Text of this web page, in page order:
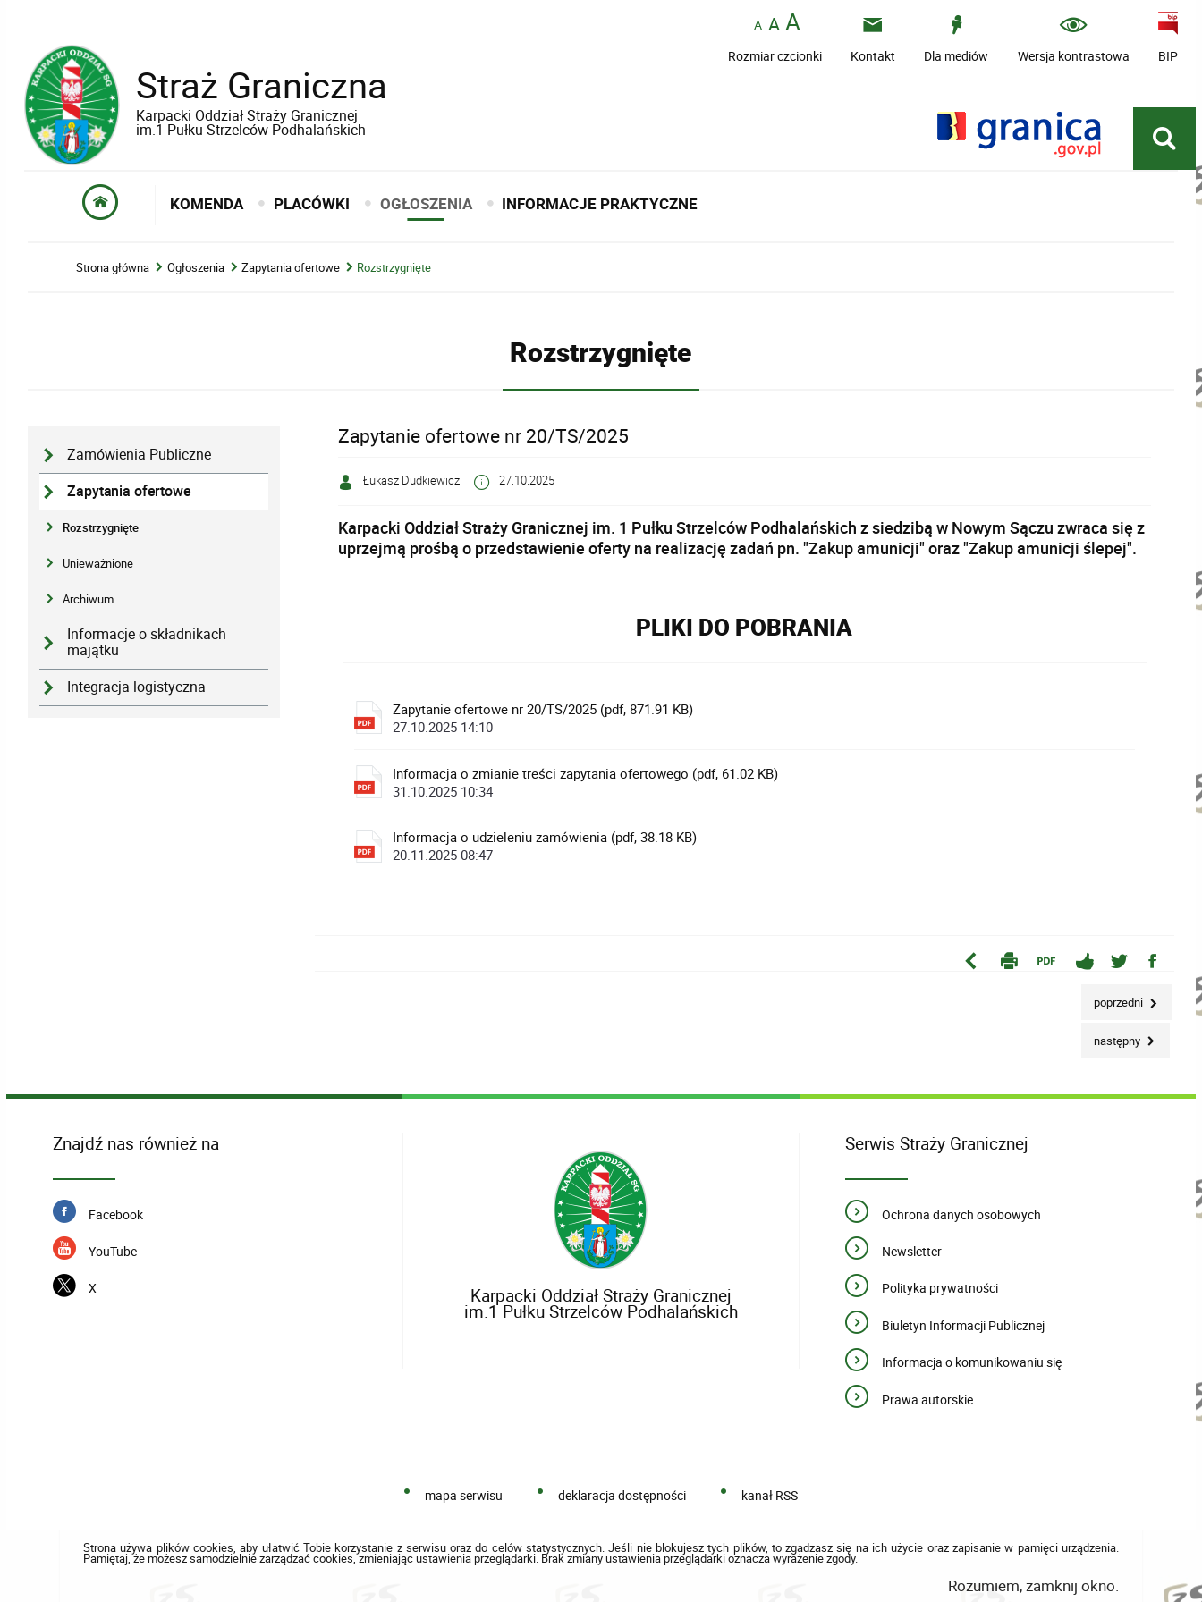
Straż Graniczna
Karpacki Oddział Straży Granicznej
im.1 Pułku Strzelców Podhalańskich
Rozmiar czcionki Kontakt Dla mediów Wersja kontrastowa BIP
KOMENDA PLACÓWKI OGŁOSZENIA INFORMACJE PRAKTYCZNE
Strona główna Ogłoszenia Zapytania ofertowe Rozstrzygnięte
Rozstrzygnięte
Zamówienia Publiczne
Zapytania ofertowe
Rozstrzygnięte
Unieważnione
Archiwum
Informacje o składnikach
majątku
Integracja logistyczna
Zapytanie ofertowe nr 20/TS/2025
Łukasz Dudkiewicz 27.10.2025
Karpacki Oddział Straży Granicznej im. 1 Pułku Strzelców Podhalańskich z siedzibą w Nowym Sączu zwraca się z
uprzejmą prośbą o przedstawienie oferty na realizację zadań pn. "Zakup amunicji" oraz "Zakup amunicji ślepej".
PLIKI DO POBRANIA
Zapytanie ofertowe nr 20/TS/2025 (pdf, 871.91 KB)
27.10.2025 14:10
Informacja o zmianie treści zapytania ofertowego (pdf, 61.02 KB)
31.10.2025 10:34
Informacja o udzieleniu zamówienia (pdf, 38.18 KB)
20.11.2025 08:47
poprzedni
następny
Znajdź nas również na
Facebook
YouTube
X Karpacki Oddział Straży Granicznej
im.1 Pułku Strzelców Podhalańskich
Serwis Straży Granicznej
Ochrona danych osobowych
Newsletter
Polityka prywatności
Biuletyn Informacji Publicznej
Informacja o komunikowaniu się
Prawa autorskie
mapa serwisu deklaracja dostępności kanał RSS
Strona używa plików cookies, aby ułatwić Tobie korzystanie z serwisu oraz do celów statystycznych. Jeśli nie blokujesz tych plików, to zgadzasz się na ich użycie oraz zapisanie w pamięci urządzenia.
Pamiętaj, że możesz samodzielnie zarządzać cookies, zmieniając ustawienia przeglądarki. Brak zmiany ustawienia przeglądarki oznacza wyrażenie zgody.
Rozumiem, zamknij okno.